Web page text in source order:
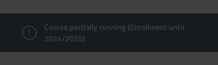
Course partially running (Enrollment until
2024/2025)